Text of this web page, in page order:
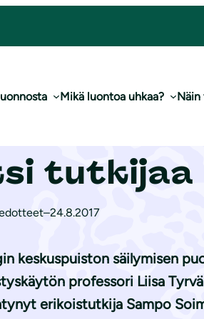
Mikä luontoa uhkaa?
tutkijaa
–24.8.2017
keskuspuiston säilymisen
professori Liisa
erikoistutkija Sampo